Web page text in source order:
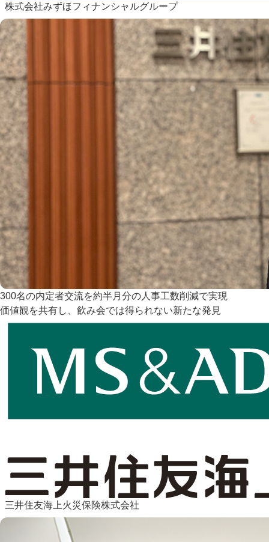
株式会社みずほフィナンシャルグループ
300名の内定者交流を約半月分の人事工数削減で実現
価値観を共有し、飲み会では得られない新たな発見
三井住友海上火災保険株式会社